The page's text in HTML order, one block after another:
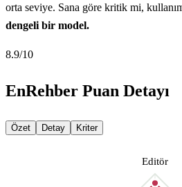
orta seviye. Sana göre kritik mi,
dengeli bir model.
8.9/10
EnRehber Puan Detayı
Özet Detay Kriter
Editör